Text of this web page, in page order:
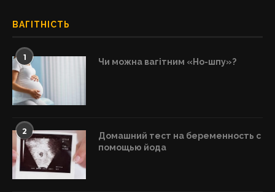
ВАГІТНІСТЬ
1 Чи можна вагітним «Но-шпу»?
2
Домашний тест на беременность с
помощью йода